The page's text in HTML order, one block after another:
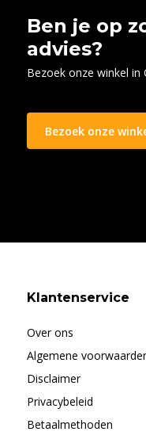
Ben je op
advies?
Bezoek onze winkel in
Bezoek onze
Klantenservice
Over ons
Algemene
Disclaimer
Privacybeleid
Betaalmethoden